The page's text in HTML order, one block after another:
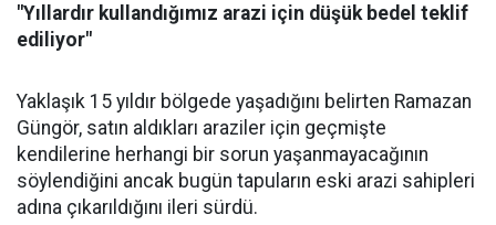
"Yıllardır kullandığımız arazi için düşük bedel teklif
ediliyor"
Yaklaşık 15 yıldır bölgede yaşadığını belirten Ramazan
Güngör, satın aldıkları araziler için geçmişte
kendilerine herhangi bir sorun yaşanmayacağının
söylendiğini ancak bugün tapuların eski arazi sahipleri
adına çıkarıldığını ileri sürdü.